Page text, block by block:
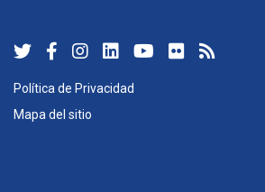
Política de Privacidad
Mapa del sitio